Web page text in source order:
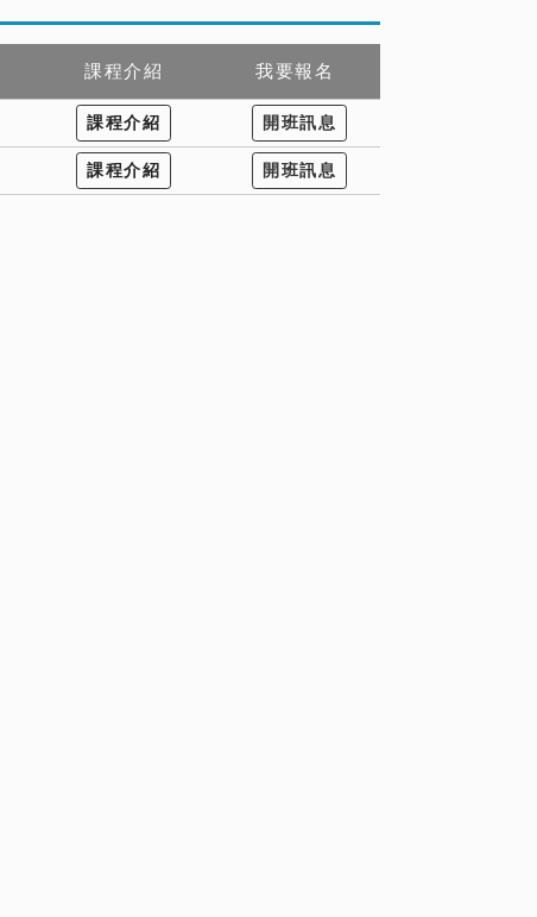
課程介紹 我要報名
課程介紹 開班訊息
課程介紹 開班訊息